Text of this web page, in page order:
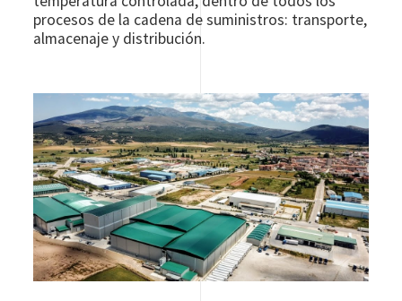
procesos de la cadena de suministros: transporte,
almacenaje y distribución.